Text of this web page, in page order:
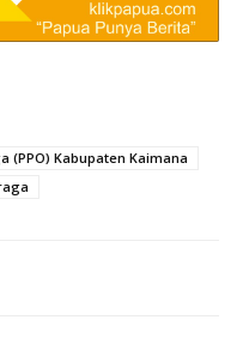
(PPO) Kabupaten Kaimana